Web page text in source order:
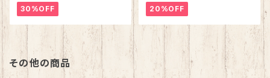
30%OFF 20%OFF
その他の商品